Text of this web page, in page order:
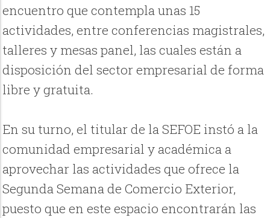
encuentro que contempla unas 15
actividades, entre conferencias magistrales,
talleres y mesas panel, las cuales están a
disposición del sector empresarial de forma
libre y gratuita.
En su turno, el titular de la SEFOE instó a la
comunidad empresarial y académica a
aprovechar las actividades que ofrece la
Segunda Semana de Comercio Exterior,
puesto que en este espacio encontrarán las